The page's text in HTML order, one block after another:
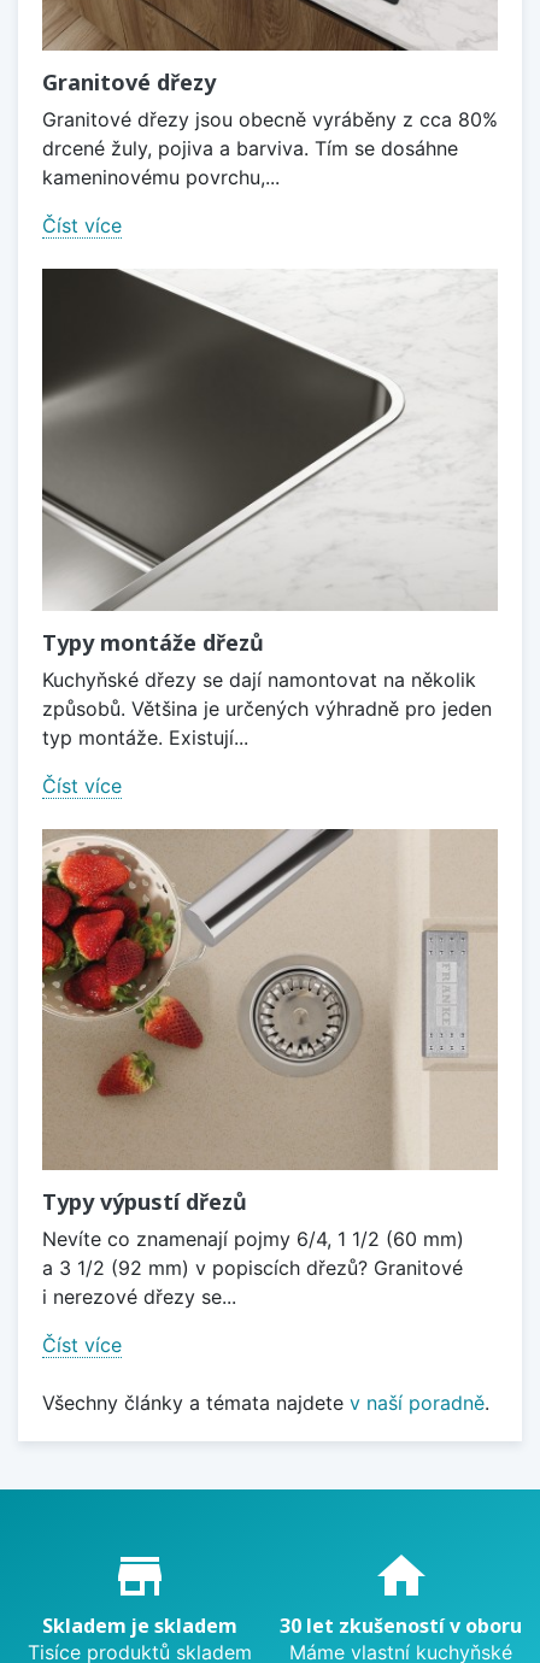
Granitové dřezy
Granitové dřezy jsou obecně vyráběny z cca 80%
drcené žuly, pojiva a barviva. Tím se dosáhne
kameninovému povrchu,...
Číst více
Typy montáže dřezů
Kuchyňské dřezy se dají namontovat na několik
způsobů. Většina je určených výhradně pro jeden
typ montáže. Existují...
Číst více
Typy výpustí dřezů
Nevíte co znamenají pojmy 6/4, 1 1/2 (60 mm)
a 3 1/2 (92 mm) v popiscích dřezů? Granitové
i nerezové dřezy se...
Číst více
Všechny články a témata najdete v naší poradně.
Proč nakupovat u nás?
store_mall_directory
Skladem je skladem
Tisíce produktů skladem
home
30 let zkušeností v oboru
Máme vlastní kuchyňské